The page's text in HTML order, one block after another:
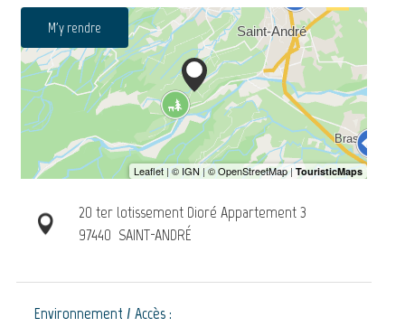
M'y rendre
20 ter lotissement Dioré Appartement 3
97440 SAINT-ANDRÉ
Environnement / Accès :